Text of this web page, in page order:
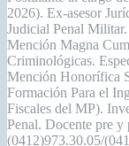
2026). Ex-asesor
Judicial Penal
Mención Magna
Criminológicas.
Mención Honorífica
Formación Para el
Fiscales del MP).
Penal. Docente pre
(0412)973.30.05/